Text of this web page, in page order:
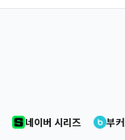
네이버 시리즈 부